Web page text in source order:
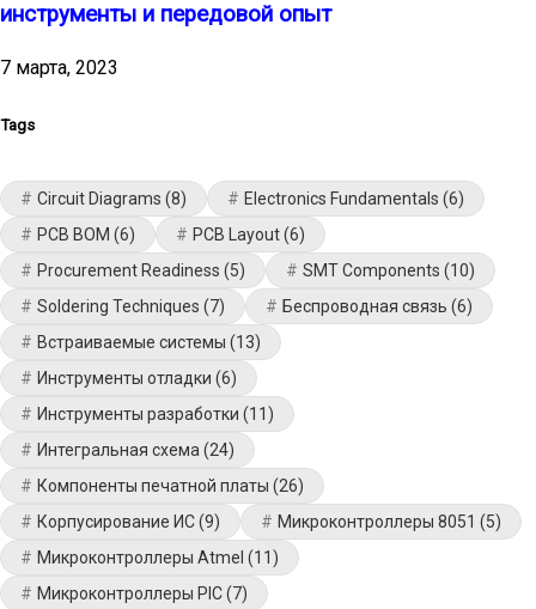
инструменты и передовой опыт
7 марта, 2023
Tags
Circuit Diagrams (8) Electronics Fundamentals (6)
PCB BOM (6) PCB Layout(6)
Procurement Readiness (5) SMT Components (10)
Soldering Techniques (7) Беспроводная связь (6)
Встраиваемые системы (13)
Инструменты отладки (6)
Инструменты разработки (11)
Интегральная схема (24)
Компоненты печатной платы (26)
Корпусирование ИС(9) Микроконтроллеры 8051 (5)
Микроконтроллеры Atmel (11)
Микроконтроллеры PIC(7)